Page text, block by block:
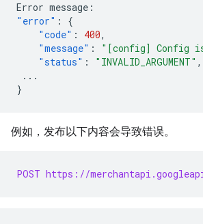
Error message :
"error" :
{
"code" : 400,
"message" :
"[config] Config is
"status" : "INVALID_ARGUMENT" ,
...
}
例如，发布以下内容会导致错误。
POST https://